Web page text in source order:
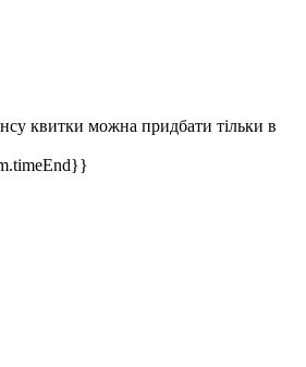
квитки можна придбати тільки в